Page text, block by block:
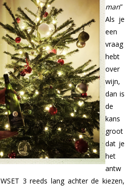
man”
Als je
een
vraag
hebt
over
wijn,
dan is
de
kans
groot
dat je
het
antw
WSET 3 reeds lang achter de kiezen,